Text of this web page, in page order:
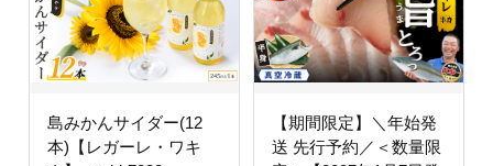
島みかんサイダー(12
本)【レガーレ・ワキ
【期間限定】＼年始発
送 先行予約／＜数量限